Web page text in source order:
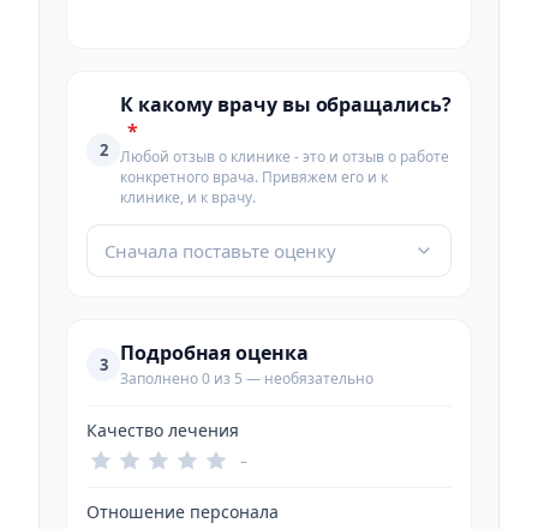
2
К какому врачу вы обращались?
*
Любой отзыв о клинике - это и отзыв о работе
конкретного врача. Привяжем его и к
клинике, и к врачу.
Сначала поставьте оценку
3 Подробная оценка
Заполнено 0 из 5 — необязательно
Качество лечения
–
Отношение персонала